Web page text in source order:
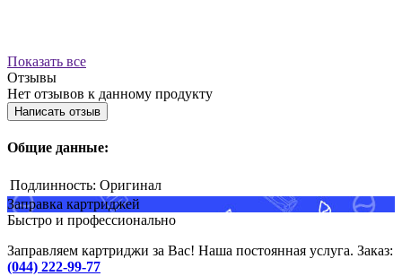
Показать все
Отзывы
Нет отзывов к данному продукту
Написать отзыв
Общие данные:
Подлинность: Оригинал
Заправка картриджей
Быстро и профессионально
Заправляем картриджи за Вас! Наша постоянная услуга. Заказ:
(044) 222-99-77